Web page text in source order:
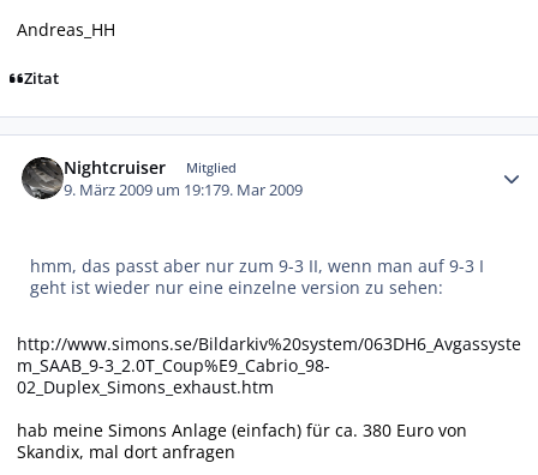
Andreas_HH
Zitat
Nightcruiser Mitglied
9. März 2009 um 19:179. Mar 2009
hmm, das passt aber nur zum 9-3 II, wenn man auf 9-3 I
geht ist wieder nur eine einzelne version zu sehen:
http://www.simons.se/Bildarkiv%20system/063DH6_Avgassyste
m_SAAB_9-3_2.0T_Coup%E9_Cabrio_98-
02_Duplex_Simons_exhaust.htm
hab meine Simons Anlage (einfach) für ca. 380 Euro von
Skandix, mal dort anfragen